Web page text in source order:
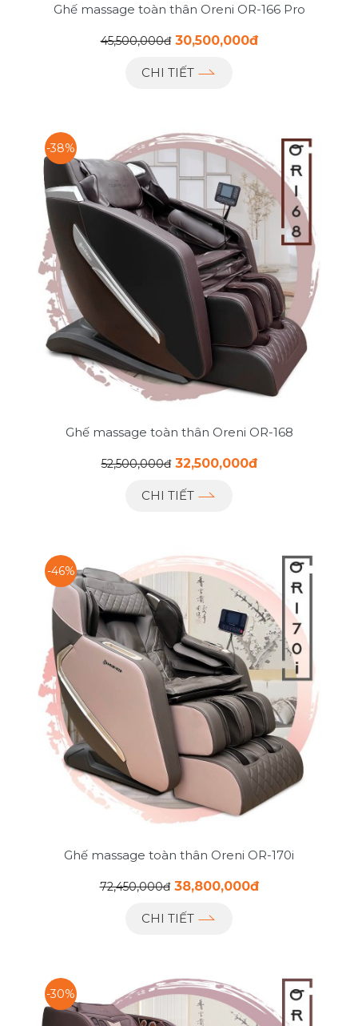
Ghế massage toàn thân Oreni OR-166 Pro
45,500,000đ 30,500,000đ
CHI TIẾT
-38%
Ghế massage toàn thân Oreni OR-168
52,500,000đ 32,500,000đ
CHI TIẾT
-46%
Ghế massage toàn thân Oreni OR-170i
72,450,000đ 38,800,000đ
CHI TIẾT
-30%